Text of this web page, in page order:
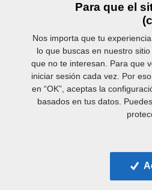
Para que el
Nos importa que tu
lo que buscas en nuestro
que no te interesan. Para que
iniciar sesión cada vez. Por
en “OK”, aceptas la
basados en tus datos.